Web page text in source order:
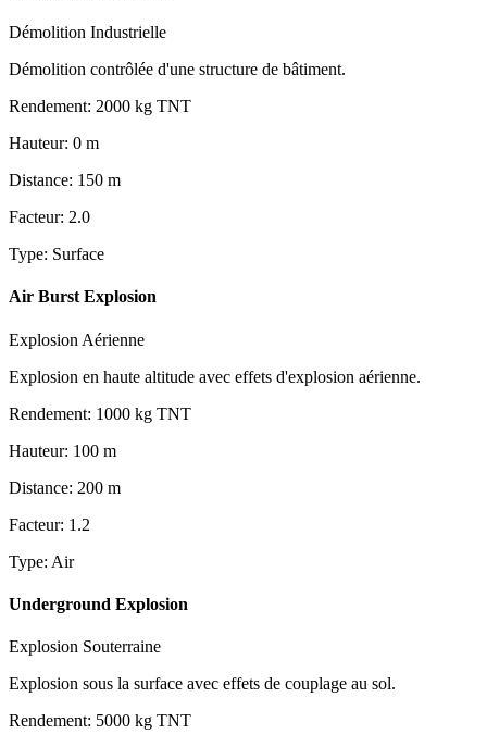
Démolition Industrielle
Démolition contrôlée d'une structure de bâtiment.
Rendement: 2000 kg TNT
Hauteur: 0 m
Distance: 150 m
Facteur: 2.0
Type: Surface
Air Burst Explosion
Explosion Aérienne
Explosion en haute altitude avec effets d'explosion aérienne.
Rendement: 1000 kg TNT
Hauteur: 100 m
Distance: 200 m
Facteur: 1.2
Type: Air
Underground Explosion
Explosion Souterraine
Explosion sous la surface avec effets de couplage au sol.
Rendement: 5000 kg TNT